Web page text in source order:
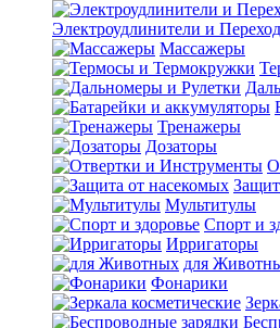
Электроудлинители и
Массажеры
Тренажеры
Дозаторы
Мультитулы
Спорт и
Ирригаторы
для
Фонарики